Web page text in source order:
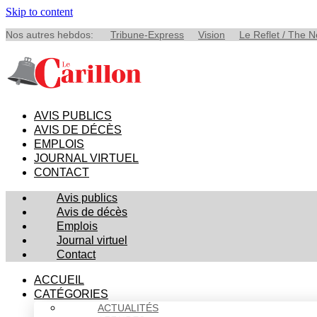
Skip to content
Nos autres hebdos: Tribune-Express Vision Le Reflet / The
AVIS PUBLICS
AVIS DE DÉCÈS
EMPLOIS
JOURNAL VIRTUEL
CONTACT
Avis publics
Avis de décès
Emplois
Journal virtuel
Contact
ACCUEIL
CATÉGORIES
ACTUALITÉS